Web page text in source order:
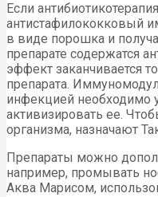
Если
антистафилококковый
в виде порошка и
препарате содержатся
эффект заканчивается
препарата.
инфекцией необходимо
активизировать ее.
организма, назначают
Препараты можно
например, промывать
Аква Марисом,